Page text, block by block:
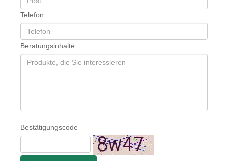
Telefon
Beratungsinhalte
Bestätigungscode